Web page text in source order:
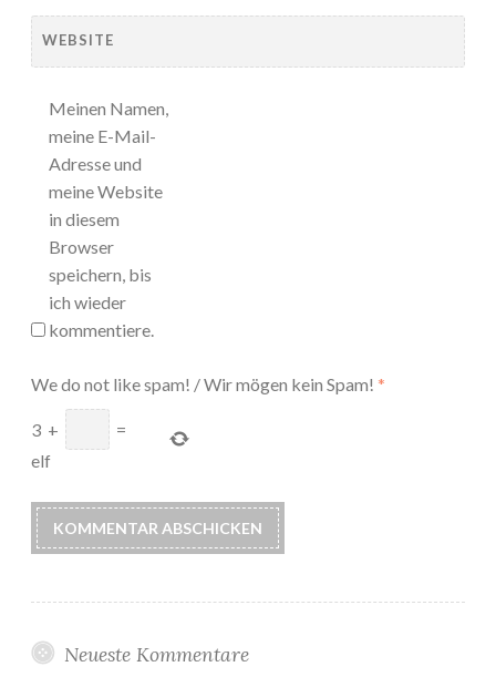
WEBSITE
Meinen Namen,
meine E-Mail-
Adresse und
meine Website
in diesem
Browser
speichern, bis
ich wieder
kommentiere.
We do not like spam! / Wir mögen kein Spam! *
3 +
=
elf
Neueste Kommentare